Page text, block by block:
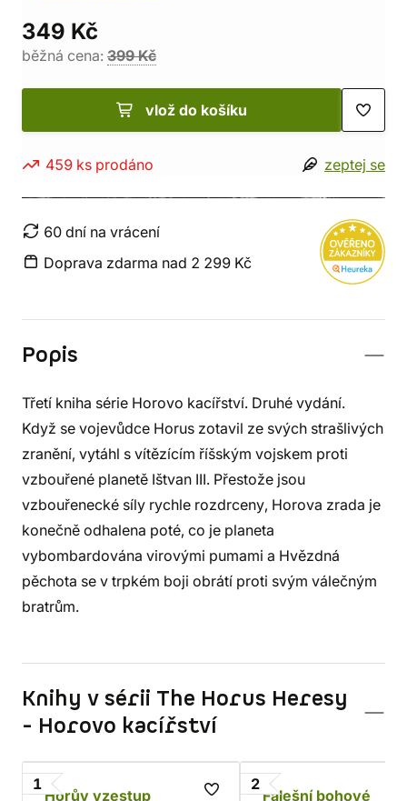
349 Kč
běžná cena: 399 Kč
vlož do košíku
459 ks prodáno zeptej se
60 dní na vrácení
Doprava zdarma nad 2 299 Kč
Popis
Třetí kniha série Horovo kacířství. Druhé vydání.
Když se vojevůdce Horus zotavil ze svých strašlivých
zranění, vytáhl s vítězícím říšským vojskem proti
vzbouřené planetě Ištvan III. Přestože jsou
vzbouřenecké síly rychle rozdrceny, Horova zrada je
konečně odhalena poté, co je planeta
vybombardována virovými pumami a Hvězdná
pěchota se v trpkém boji obrátí proti svým válečným
bratrům.
Knihy v sérii The Horus Heresy
- Horovo kacířství
1
Horův vzestup
2
Falešní bohové